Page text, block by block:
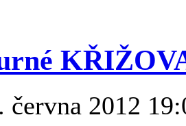
června 2012